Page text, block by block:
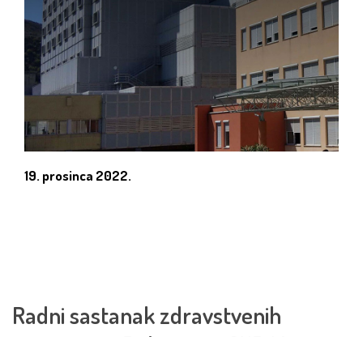
19. prosinca 2022.
Radni sastanak zdravstvenih